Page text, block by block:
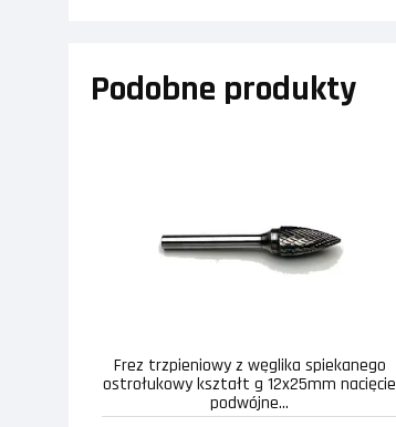
Podobne produkty
Frez trzpieniowy z węglika spiekanego
ostrołukowy kształt g 12x25mm nacięcie
podwójne...